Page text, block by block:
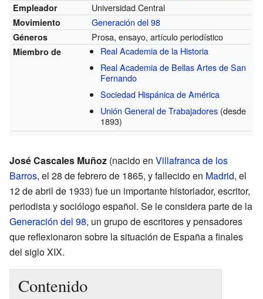
Empleador Universidad Central
Movimiento Generación del 98
Géneros Prosa, ensayo, artículo periodístico
Miembro de
Real Academia de la Historia
Real Academia de Bellas Artes de San
Fernando
Sociedad Hispánica de América
Unión General de Trabajadores (desde
1893)
José Cascales Muñoz (nacido en Villafranca de los
Barros, el 28 de febrero de 1865, y fallecido en Madrid, el
12 de abril de 1933) fue un importante historiador, escritor,
periodista y sociólogo español. Se le considera parte de la
Generación del 98, un grupo de escritores y pensadores
que reflexionaron sobre la situación de España a finales
del siglo XIX.
Contenido